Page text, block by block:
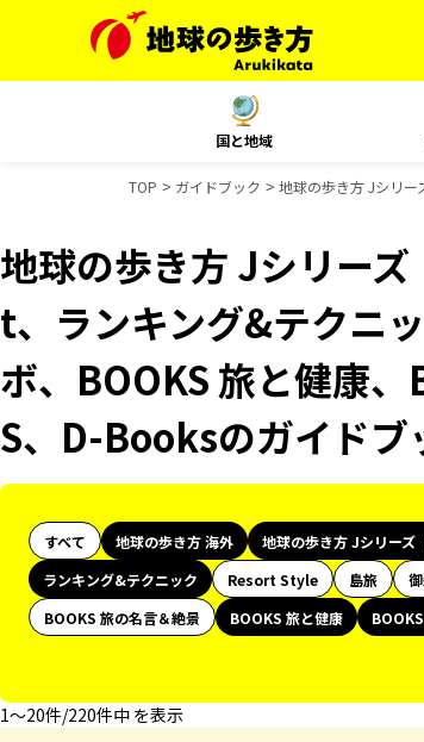
国と地域
TOP ガイドブック 地球の歩き方 Jシリー
地球の歩き方 Jシリー
t、ランキング&テクニ
ボ、BOOKS 旅と健康
S、D-Booksのガイドブ
すべて 地球の歩き方 海外 地球の歩き方 Jシリーズ
ランキング&テクニック
Resort Style 島旅
BOOKS 旅の名言＆絶景
BOOKS 旅と健康
1〜20件/220件中 を表示